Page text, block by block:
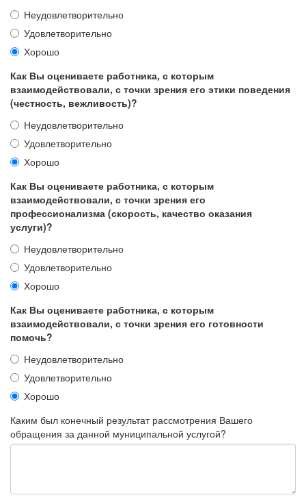
Неудовлетворительно
Удовлетворительно
Хорошо
Как Вы оцениваете работника, с которым
взаимодействовали, с точки зрения его этики поведения
(честность, вежливость)?
Неудовлетворительно
Удовлетворительно
Хорошо
Как Вы оцениваете работника, с которым
взаимодействовали, с точки зрения его
профессионализма (скорость, качество оказания
услуги)?
Неудовлетворительно
Удовлетворительно
Хорошо
Как Вы оцениваете работника, с которым
взаимодействовали, с точки зрения его готовности
помочь?
Неудовлетворительно
Удовлетворительно
Хорошо
Каким был конечный результат рассмотрения Вашего
обращения за данной муниципальной услугой?